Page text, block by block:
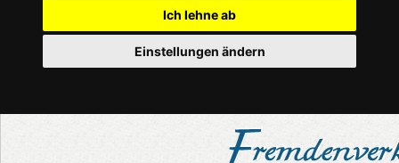
Ich lehne ab
Einstellungen ändern